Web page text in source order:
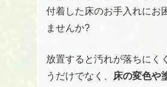
付着した床のお手入れにお
ませんか?
放置すると汚れが落ちにく
うだけでなく、
床の変色や